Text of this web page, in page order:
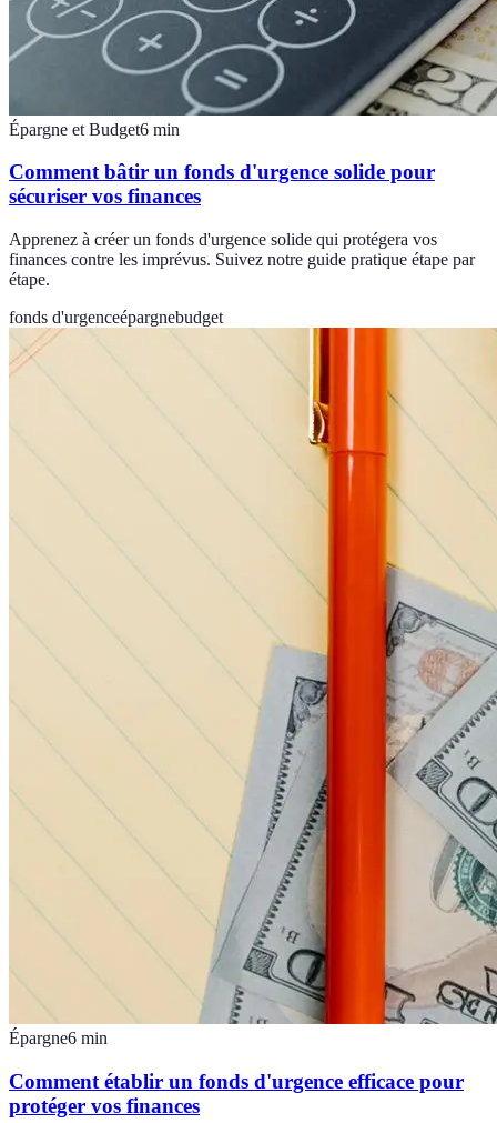
Épargne et Budget6 min
Comment bâtir un fonds d'urgence solide pour
sécuriser vos finances
Apprenez à créer un fonds d'urgence solide qui protégera vos
finances contre les imprévus. Suivez notre guide pratique étape par
étape.
fonds d'urgenceépargnebudget
Épargne6 min
Comment établir un fonds d'urgence efficace pour
protéger vos finances